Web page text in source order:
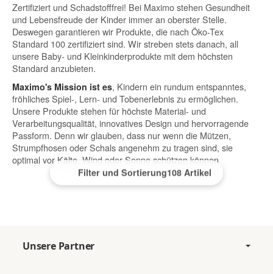
Filter und Sortierung108 Artikel
Zertifiziert und Schadstofffrei! Bei Maximo stehen Gesundheit
und Lebensfreude der Kinder immer an oberster Stelle.
Deswegen garantieren wir Produkte, die nach Öko-Tex
Standard 100 zertifiziert sind. Wir streben stets danach, all
unsere Baby- und Kleinkinderprodukte mit dem höchsten
Standard anzubieten.
Maximo's Mission ist es, Kindern ein rundum entspanntes,
fröhliches Spiel-, Lern- und Tobenerlebnis zu ermöglichen.
Unsere Produkte stehen für höchste Material- und
Verarbeitungsqualität, innovatives Design und hervorragende
Passform. Denn wir glauben, dass nur wenn die Mützen,
Strumpfhosen oder Schals angenehm zu tragen sind, sie
optimal vor Kälte, Wind oder Sonne schützen können
Unsere Partner